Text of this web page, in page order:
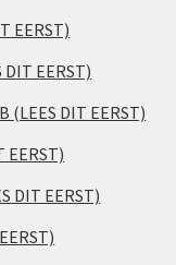
EERST)
EERST)
DIT EERST)
EERST)
DIT EERST)